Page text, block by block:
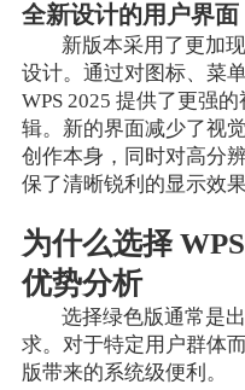
全新设计的用户界面
新版本采用了更加
设计。通过对图标、菜
WPS 2025 提供了更强
辑。新的界面减少了视
创作本身，同时对高分
保了清晰锐利的显示效果
为什么选择
优势分析
选择绿色版通常是
求。对于特定用户群体
版带来的系统级便利。